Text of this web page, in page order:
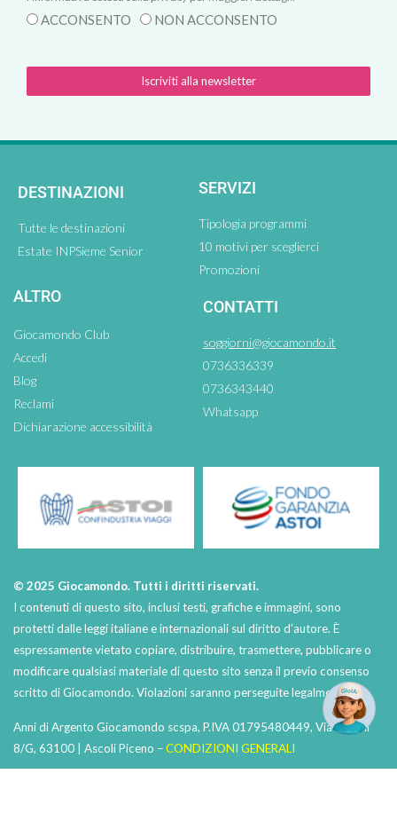
ACCONSENTO NON ACCONSENTO
Iscriviti alla newsletter
DESTINAZIONI
Tutte le destinazioni
Estate INPSieme Senior
SERVIZI
Tipologia programmi
10 motivi per sceglierci
Promozioni
ALTRO
Giocamondo Club
Accedi
Blog
Reclami
Dichiarazione accessibilità
CONTATTI
soggiorni@giocamondo.it
0736336339
0736343440
Whatsapp
© 2025 Giocamondo. Tutti i diritti riservati.
I contenuti di questo sito, inclusi testi, grafiche e immagini, sono
protetti dalle leggi italiane e internazionali sul diritto d’autore. È
espressamente vietato copiare, distribuire, trasmettere, pubblicare o
modificare qualsiasi materiale di questo sito senza il previo consenso
scritto di Giocamondo. Violazioni saranno perseguite legalmente.
Anni di Argento Giocamondo scspa, P.IVA 01795480449, Via Napoli
8/G, 63100 | Ascoli Piceno –CONDIZIONI GENERALI